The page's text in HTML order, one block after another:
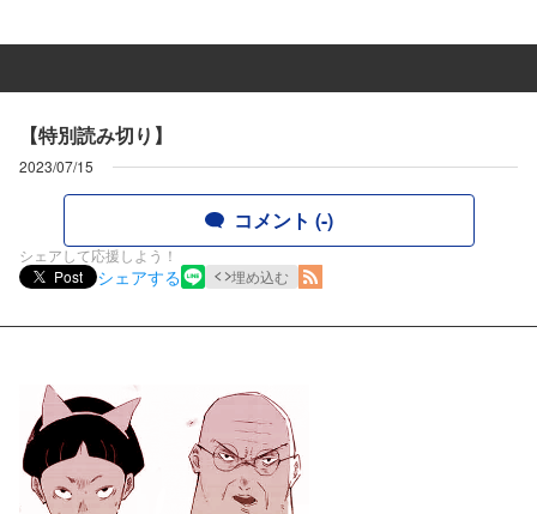
【特別読み切り】
2023/07/15
コメント (-)
シェアして応援しよう！
Post
シェアする 埋め込む